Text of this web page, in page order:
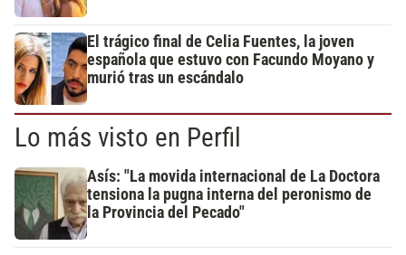
El trágico final de Celia Fuentes, la joven
española que estuvo con Facundo Moyano y
murió tras un escándalo
Lo más visto en Perfil
Asís: "La movida internacional de La Doctora
tensiona la pugna interna del peronismo de
la Provincia del Pecado"